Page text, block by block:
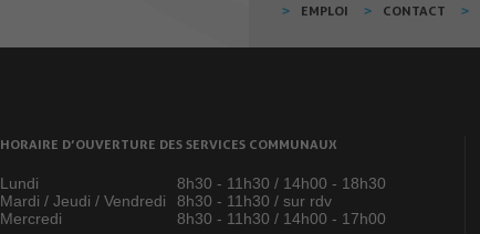
EMPLOI CONTACT
HORAIRE D’OUVERTURE DES SERVICES COMMUNAUX
Lundi
8h30 - 11h30 / 14h00 - 18h30
Mardi / Jeudi / Vendredi
8h30 - 11h30 / sur rdv
Mercredi
8h30 - 11h30 / 14h00 - 17h00